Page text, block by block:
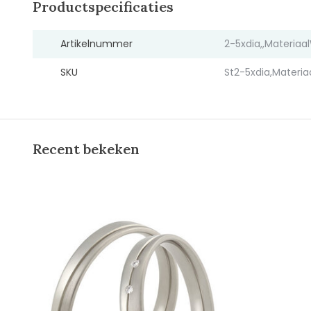
Productspecificaties
Artikelnummer 2-
SKU St2-
Recent bekeken